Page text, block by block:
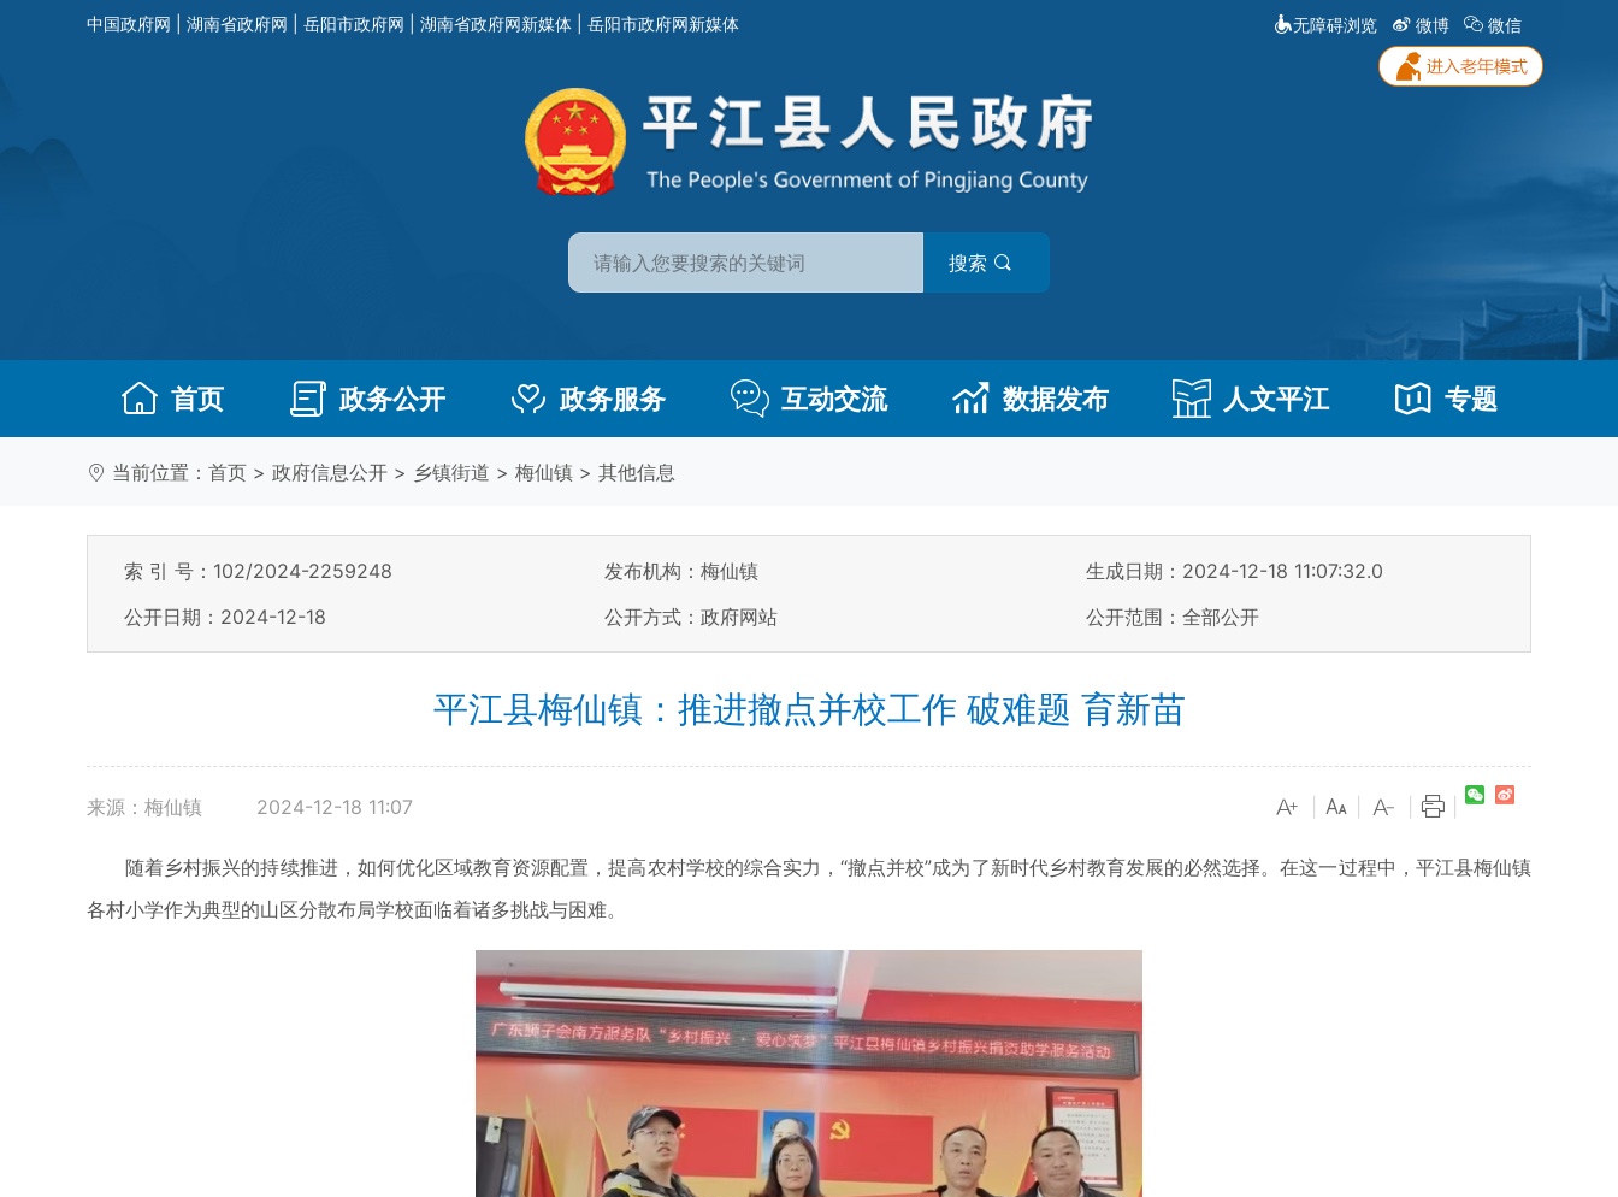
中国政府网 湖南省政府网 岳阳市政府网 湖南省政府网新媒体 岳阳市政府网新媒体 无障碍浏览 微博 微信
搜索
首页 政务公开 政务服务 互动交流 数据发布 人文平江 专题
当前位置： 首页 > 政府信息公开 > 乡镇街道 > 梅仙镇 > 其他信息
索 引 号：102/2024-2259248 发布机构：梅仙镇
生成日期：2024-12-18 11:07:32.0
公开日期：2024-12-18
公开方式：政府网站 公开范围：全部公开
平江县梅仙镇：推进撤点并校工作 破难题 育新苗
来源：梅仙镇 2024-12-18 11:07
随着乡村振兴的持续推进，如何优化区域教育资源配置，提高农村学校的综合实力，“撤点并校”成为了新时代乡村教育发展的必然选择。在这一过程中，平江县梅仙镇
各村小学作为典型的山区分散布局学校面临着诸多挑战与困难。